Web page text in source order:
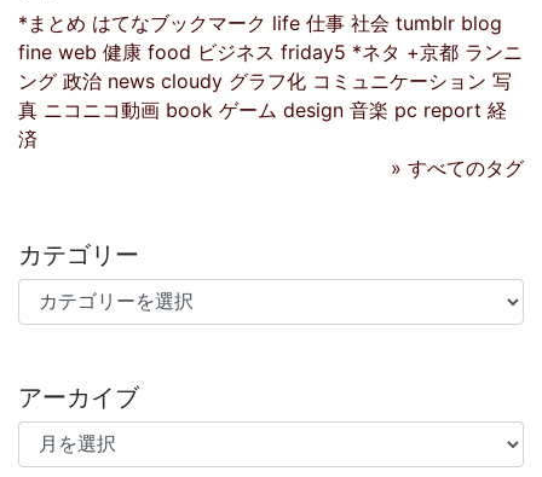
*まとめ はてなブックマーク life 仕事 社会 tumblr blog
fine web 健康 food ビジネス friday5 *ネタ +京都 ランニ
ング 政治 news cloudy グラフ化 コミュニケーション 写
真 ニコニコ動画 book ゲーム design 音楽 pc report 経
済
» すべてのタグ
カテゴリー
カテゴリー
アーカイブ
アーカイブ